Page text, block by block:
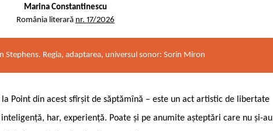
Marina Constantinescu
România literară nr. 17/2026
Stephens. Regia, adaptarea, universul sonor: Sorin Miron
Point din acest sfîrșit de săptămînă – este un act artistic de libertate
har, experiență. Poate și pe anumite așteptări care nu și-au